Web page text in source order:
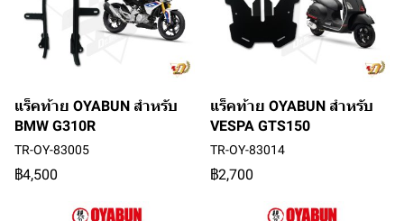
แร็คท้าย OYABUN สำหรับ
BMW G310R
TR-OY-83005
฿4,500
แร็คท้าย OYABUN สำหรับ
VESPA GTS150
TR-OY-83014
฿2,700